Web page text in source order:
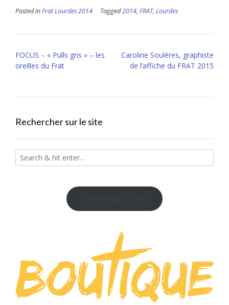
Posted inFrat Lourdes 2014 Tagged2014, FRAT, Lourdes
Post
navigation
FOCUS – « Pulls gris » – les
oreilles du Frat
Caroline Soulères, graphiste
de l’affiche du FRAT 2015
Rechercher sur le site